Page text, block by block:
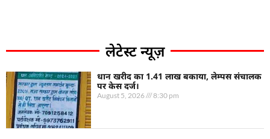
लेटेस्ट न्यूज़
धान खरीद का 1.41 लाख बकाया, लेम्पस संचालक
पर केस दर्ज।
August 5, 2026 8:30 pm